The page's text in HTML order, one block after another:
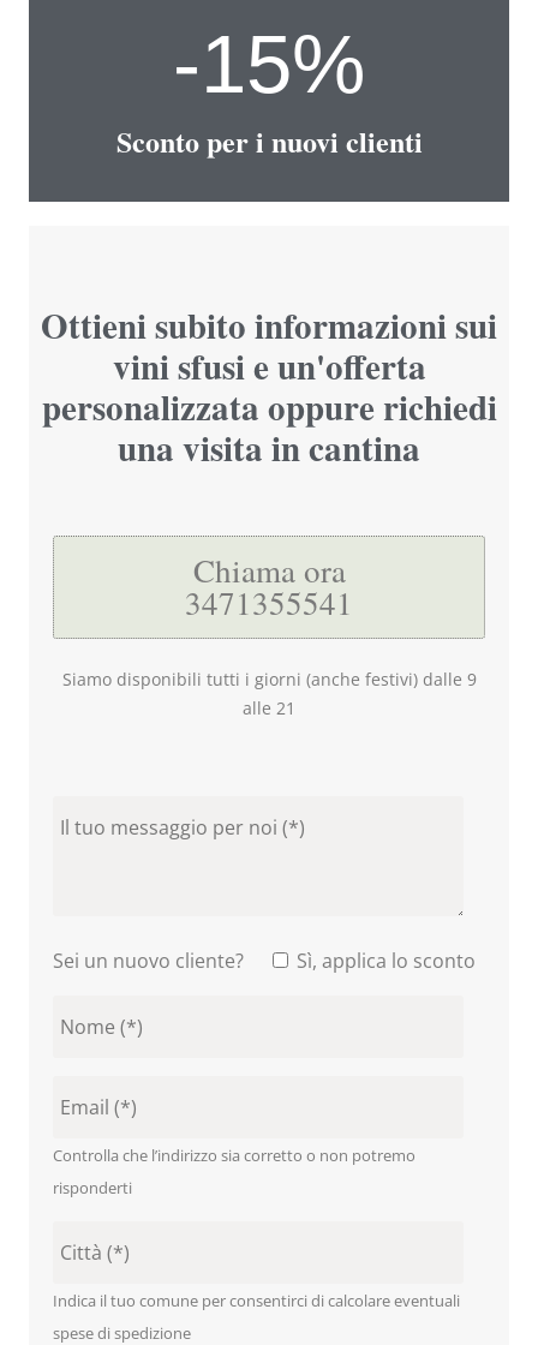
Sconto per i nuovi clienti
-15%
Ottieni subito informazioni sui
vini sfusi e un'offerta
personalizzata oppure richiedi
una visita in cantina
Chiama ora
3471355541
Siamo disponibili tutti i giorni (anche festivi) dalle 9
alle 21
Sei un nuovo cliente? Sì, applica lo sconto
Controlla che l’indirizzo sia corretto o non potremo
risponderti
Indica il tuo comune per consentirci di calcolare eventuali
spese di spedizione